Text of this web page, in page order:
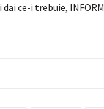
ce-i trebuie,